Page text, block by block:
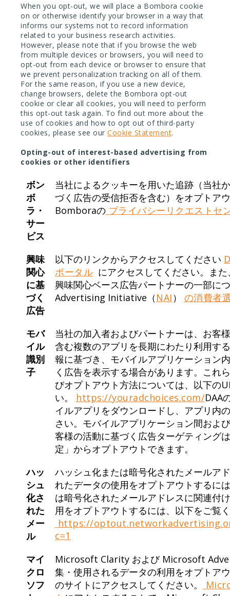
When you opt-out, we will place a Bombora cookie
on or otherwise identify your browser in a way that
informs our systems not to record information
related to your business research activities.
However, please note that if you browse the web
from multiple devices or browsers, you will need to
opt-out from each device or browser to ensure that
we prevent personalization tracking on all of them.
For the same reason, if you use a new device,
change browsers, delete the Bombora opt-out
cookie or clear all cookies, you will need to perform
this opt-out task again. To find out more about the
use of cookies and how to opt out of third-party
cookies, please see our Cookie Statement.
Opting-out of interest-based advertising from
cookies or other identifiers
ボン
ボ
ラ・
サー
ビス
当社によるクッキーを用いた追跡（当社
づく広告の受信拒否を含む）をオプトア
Bomboraの プライバシーリクエストセ
興味
関心
に基
づく
広告
以下のリンクからアクセスしてください
ポータル にアクセスしてください。ま
興味関心ベース広告パートナーの一部に
Advertising Initiative（ NAI ） の消費者
モバ
イル
識別
子
当社の加入者およびパートナーは、お客
含む複数のアプリを長期にわたり利用す
報に基づき、モバイルアプリケーション
く広告を表示する場合があります。これ
びオプトアウト方法については、以下の
い。 https://youradchoices.com/DAA
イルアプリをダウンロードし、アプリ内
さい。モバイルアプリケーション間およ
客様の活動に基づく広告ターゲティング
定」からオプトアウトできます。
ハッ
シュ
化さ
れた
メー
ル
ハッシュ化または暗号化されたメールア
れたデータの使用をオプトアウトするに
は暗号化されたメールアドレスに関連付
用をオプトアウトするには、以下をご覧
https://
c=1
マイ
クロ
ソフ
Microsoft Clarity および Microsoft
集・使用されるデータの利用をオプトア
のサイトにアクセスしてください。